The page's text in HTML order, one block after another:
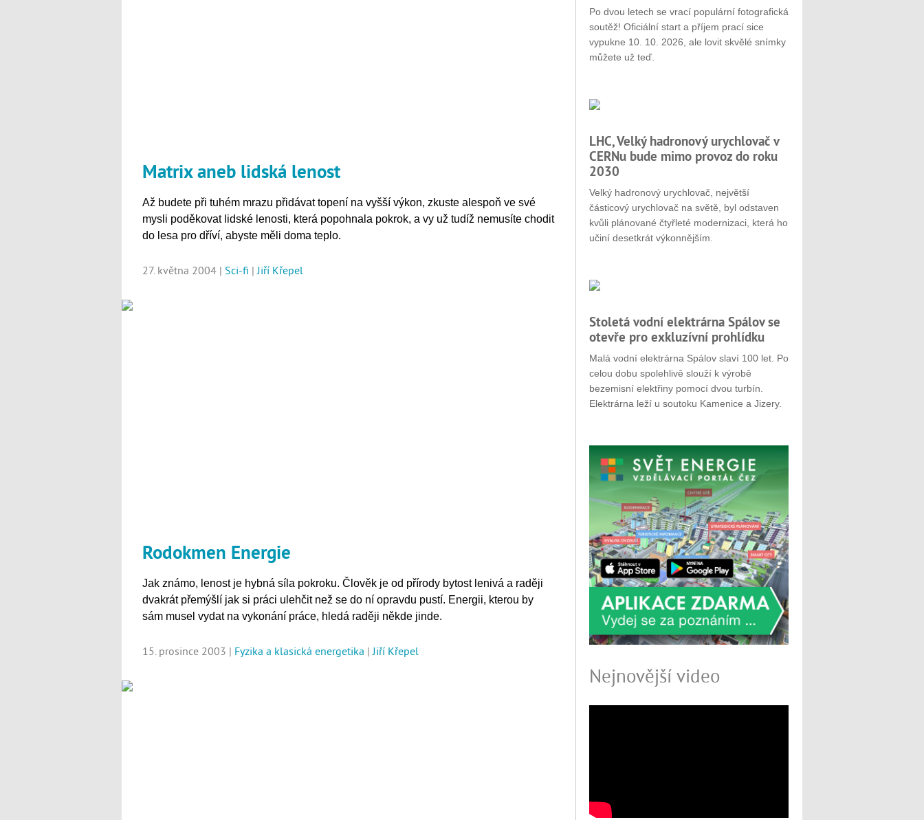
Matrix aneb lidská lenost
Až budete při tuhém mrazu přidávat topení na vyšší výkon, zkuste alespoň ve své
mysli poděkovat lidské lenosti, která popohnala pokrok, a vy už tudíž nemusíte chodit
do lesa pro dříví, abyste měli doma teplo.
27. května 2004 | Sci-fi |Jiří Křepel
Rodokmen Energie
Jak známo, lenost je hybná síla pokroku. Člověk je od přírody bytost lenivá a raději
dvakrát přemýšlí jak si práci ulehčit než se do ní opravdu pustí. Energii, kterou by
sám musel vydat na vykonání práce, hledá raději někde jinde.
15. prosince 2003 | Fyzika a klasická energetika |Jiří Křepel
Po dvou letech se vrací populární fotografická
soutěž! Oficiální start a příjem prací sice
vypukne 10. 10. 2026, ale lovit skvělé snímky
můžete už teď.
LHC, Velký hadronový urychlovač v
CERNu bude mimo provoz do roku
2030
Velký hadronový urychlovač, největší
částicový urychlovač na světě, byl odstaven
kvůli plánované čtyřleté modernizaci, která ho
učiní desetkrát výkonnějším.
Stoletá vodní elektrárna Spálov se
otevře pro exkluzívní prohlídku
Malá vodní elektrárna Spálov slaví 100 let. Po
celou dobu spolehlivě slouží k výrobě
bezemisní elektřiny pomocí dvou turbín.
Elektrárna leží u soutoku Kamenice a Jizery.
Nejnovější video